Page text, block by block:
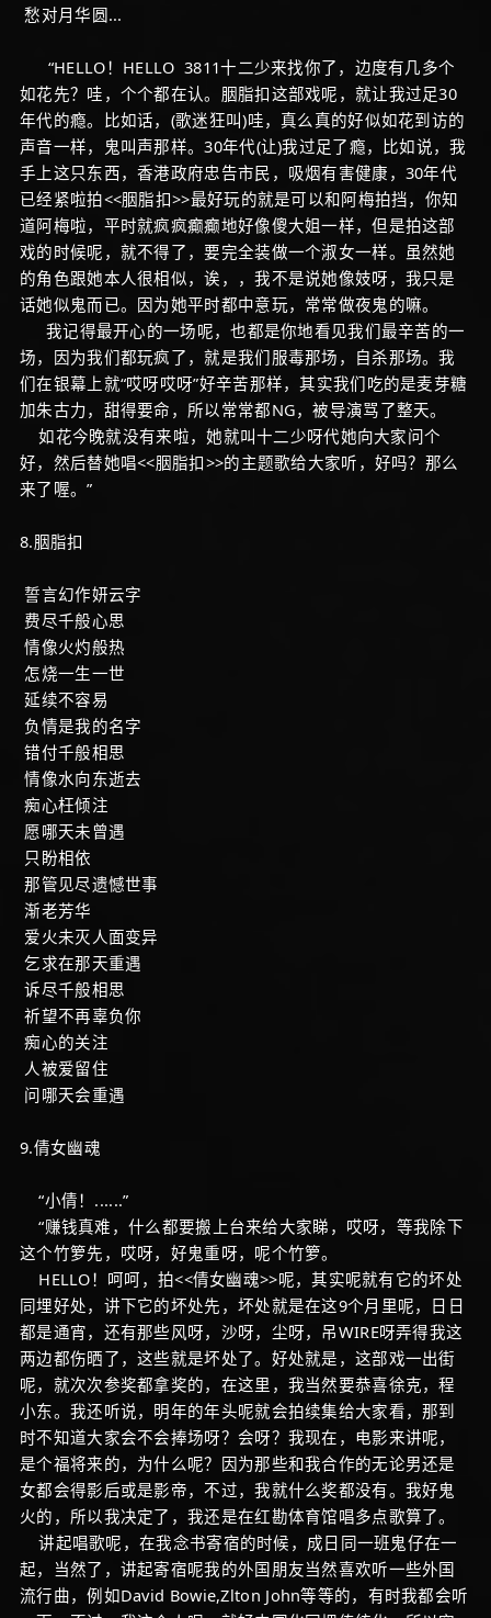
愁对月华圆...
“HELLO！HELLO 3811十二少来找你了，边度有几多个
如花先？哇，个个都在认。胭脂扣这部戏呢，就让我过足30
年代的瘾。比如话，(歌迷狂叫)哇，真么真的好似如花到访的
声音一样，鬼叫声那样。30年代(让)我过足了瘾，比如说，我
手上这只东西，香港政府忠告市民，吸烟有害健康，30年代
已经紧啦拍<<胭脂扣>>最好玩的就是可以和阿梅拍挡，你知
道阿梅啦，平时就疯疯癫癫地好像傻大姐一样，但是拍这部
戏的时候呢，就不得了，要完全装做一个淑女一样。虽然她
的角色跟她本人很相似，诶，，我不是说她像妓呀，我只是
话她似鬼而已。因为她平时都中意玩，常常做夜鬼的嘛。
我记得最开心的一场呢，也都是你地看见我们最辛苦的一
场，因为我们都玩疯了，就是我们服毒那场，自杀那场。我
们在银幕上就“哎呀哎呀”好辛苦那样，其实我们吃的是麦芽糖
加朱古力，甜得要命，所以常常都NG，被导演骂了整天。
如花今晚就没有来啦，她就叫十二少呀代她向大家问个
好，然后替她唱<<胭脂扣>>的主题歌给大家听，好吗？那么
来了喔。”
8.胭脂扣
誓言幻作妍云字
费尽千般心思
情像火灼般热
怎烧一生一世
延续不容易
负情是我的名字
错付千般相思
情像水向东逝去
痴心枉倾注
愿哪天未曾遇
只盼相依
那管见尽遗憾世事
渐老芳华
爱火未灭人面变异
乞求在那天重遇
诉尽千般相思
祈望不再辜负你
痴心的关注
人被爱留住
问哪天会重遇
9.倩女幽魂
“小倩！......”
“赚钱真难，什么都要搬上台来给大家睇，哎呀，等我除下
这个竹箩先，哎呀，好鬼重呀，呢个竹箩。
HELLO！呵呵，拍<<倩女幽魂>>呢，其实呢就有它的坏处
同埋好处，讲下它的坏处先，坏处就是在这9个月里呢，日日
都是通宵，还有那些风呀，沙呀，尘呀，吊WIRE呀弄得我这
两边都伤晒了，这些就是坏处了。好处就是，这部戏一出街
呢，就次次参奖都拿奖的，在这里，我当然要恭喜徐克，程
小东。我还听说，明年的年头呢就会拍续集给大家看，那到
时不知道大家会不会捧场呀？会呀？我现在，电影来讲呢，
是个福将来的，为什么呢？因为那些和我合作的无论男还是
女都会得影后或是影帝，不过，我就什么奖都没有。我好鬼
火的，所以我决定了，我还是在红勘体育馆唱多点歌算了。
讲起唱歌呢，在我念书寄宿的时候，成日同一班鬼仔在一
起，当然了，讲起寄宿呢我的外国朋友当然喜欢听一些外国
流行曲，例如David Bowie,Zlton John等等的，有时我都会听